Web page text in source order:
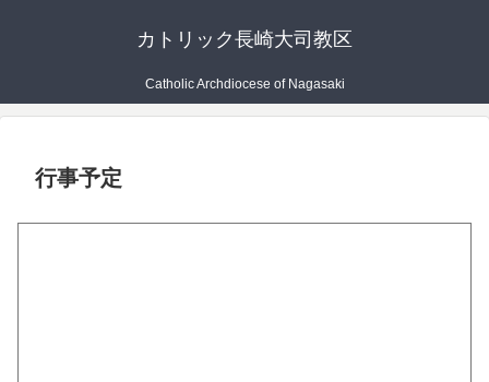
カトリック長崎大司教区
Catholic Archdiocese of Nagasaki
行事予定